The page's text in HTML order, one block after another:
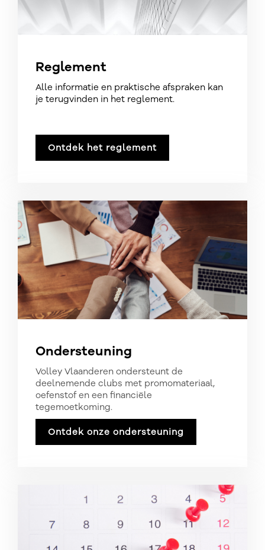
Reglement
Alle informatie en praktische afspraken kan
je terugvinden in het reglement.
Ontdek het reglement
Ondersteuning
Volley Vlaanderen ondersteunt de
deelnemende clubs met promomateriaal,
oefenstof en een financiële
tegemoetkoming.
Ontdek onze ondersteuning